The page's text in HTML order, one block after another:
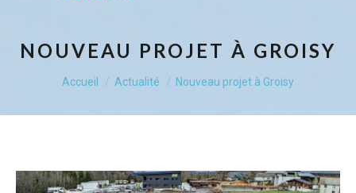
NOUVEAU PROJET À GROISY
Vous êtes ici :
Accueil Actualité Nouveau projet à Groisy